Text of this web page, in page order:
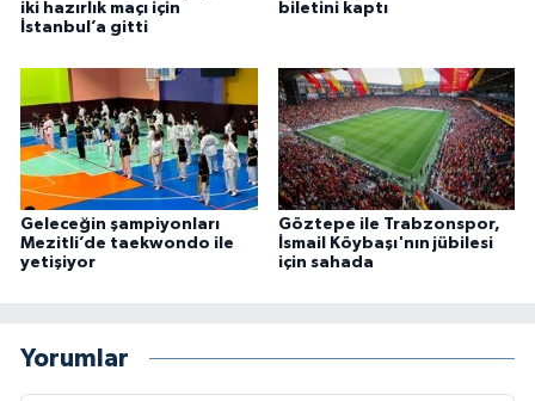
iki hazırlık maçı için
İstanbul’a gitti
biletini kaptı
Geleceğin şampiyonları
Mezitli’de taekwondo ile
yetişiyor
Göztepe ile Trabzonspor,
İsmail Köybaşı'nın jübilesi
için sahada
Yorumlar